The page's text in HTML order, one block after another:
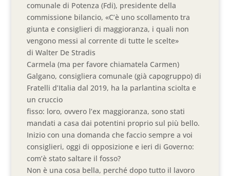
comunale di Potenza (Fdi), presidente della
commissione bilancio, «C’è uno scollamento tra
giunta e consiglieri di maggioranza, i quali non
vengono messi al corrente di tutte le scelte»
di Walter De Stradis
Carmela (ma per favore chiamatela Carmen)
Galgano, consigliera comunale (già capogruppo) di
Fratelli d’Italia dal 2019, ha la parlantina sciolta e
un cruccio
fisso: loro, ovvero l’ex maggioranza, sono stati
mandati a casa dai potentini proprio sul più bello.
Inizio con una domanda che faccio sempre a voi
consiglieri, oggi di opposizione e ieri di Governo:
com’è stato saltare il fosso?
Non è una cosa bella, perché dopo tutto il lavoro